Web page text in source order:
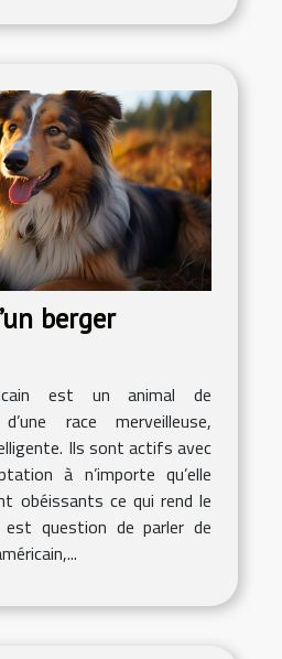
berger
est un animal de
race merveilleuse,
Ils sont actifs avec
à n’importe qu’elle
obéissants ce qui rend le
question de parler de